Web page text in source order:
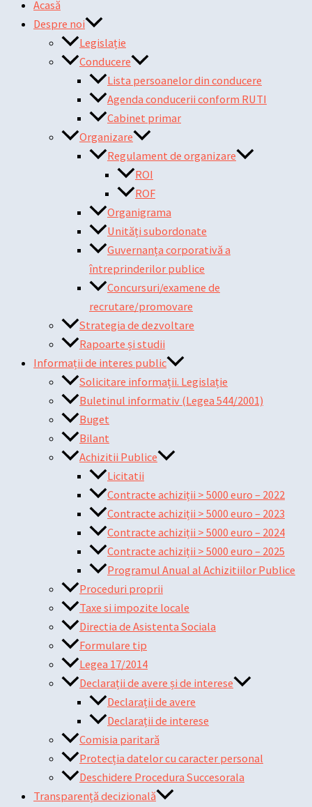
Acasă
Despre noi
Legislație
Conducere
Lista persoanelor din conducere
Agenda conducerii conform RUTI
Cabinet primar
Organizare
Regulament de organizare
ROI
ROF
Organigrama
Unități subordonate
Guvernanța corporativă a
întreprinderilor publice
Concursuri/examene de
recrutare/promovare
Strategia de dezvoltare
Rapoarte și studii
Informații de interes public
Solicitare informații. Legislație
Buletinul informativ (Legea 544/2001)
Buget
Bilant
Achizitii Publice
Licitatii
Contracte achiziții > 5000 euro – 2022
Contracte achiziții > 5000 euro – 2023
Contracte achiziții > 5000 euro – 2024
Contracte achiziții > 5000 euro – 2025
Programul Anual al Achizitiilor Publice
Proceduri proprii
Taxe si impozite locale
Directia de Asistenta Sociala
Formulare tip
Legea 17/2014
Declarații de avere și de interese
Declarații de avere
Declarații de interese
Comisia paritară
Protecția datelor cu caracter personal
Deschidere Procedura Succesorala
Transparență decizională